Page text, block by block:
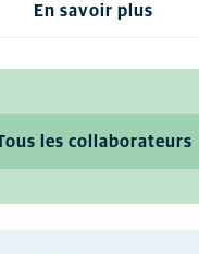
En savoir plus
les collaborateurs